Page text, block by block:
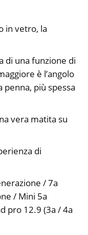
in vetro, la
di una funzione di
è l’angolo
penna, più spessa
vera matita su
di
/ 7a
/ Mini 5a
pro 12.9 (3a / 4a